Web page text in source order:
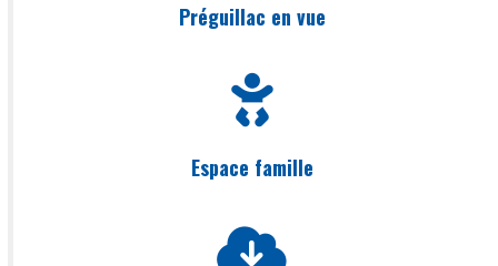
Préguillac en vue
Espace famille